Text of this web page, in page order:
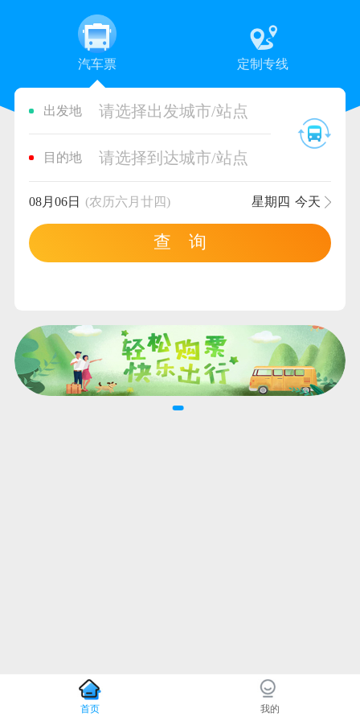
汽车票 定制专线
出发地 请选择出发城市/站点
目的地 请选择到达城市/站点
08月06日 (农历六月廿四) 星期四 今天
查 询
首页 我的